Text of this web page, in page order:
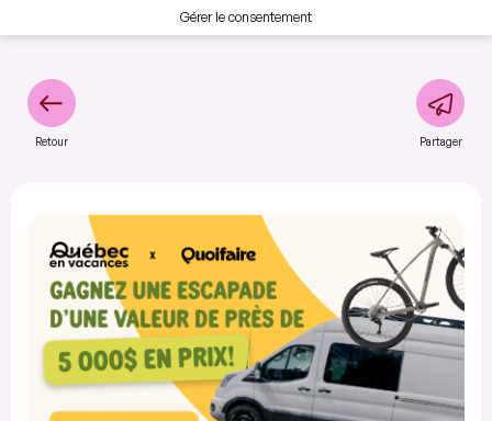
Gérer le consentement
Retour Partager